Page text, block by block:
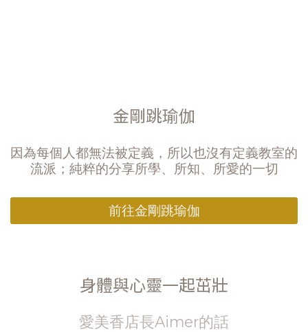
金剛跳瑜伽
因為每個人都無法被定義，所以也沒有定義教室的
流派；純粹的分享所學、所知、所愛的一切
前往金剛跳瑜伽
身體與心靈一起茁壯
愛美香店長Aimer的話